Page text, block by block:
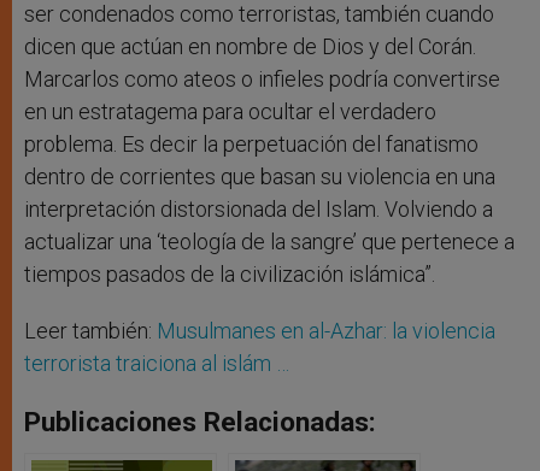
ser condenados como terroristas, también cuando
dicen que actúan en nombre de Dios y del Corán.
Marcarlos como ateos o infieles podría convertirse
en un estratagema para ocultar el verdadero
problema. Es decir la perpetuación del fanatismo
dentro de corrientes que basan su violencia en una
interpretación distorsionada del Islam. Volviendo a
actualizar una ‘teología de la sangre’ que pertenece a
tiempos pasados de la civilización islámica”.
Leer también: Musulmanes en al-Azhar: la violencia
terrorista traiciona al islám …
Publicaciones Relacionadas: